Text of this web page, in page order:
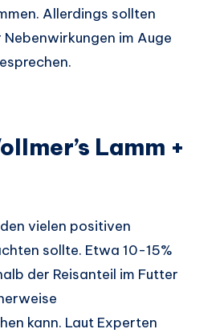
Allerdings sollten
im Auge
Lamm +
vielen positiven
sollte. Etwa 10-15%
der Reisanteil im Futter
kann. Laut Experten